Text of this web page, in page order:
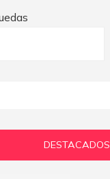
DESTACADOS